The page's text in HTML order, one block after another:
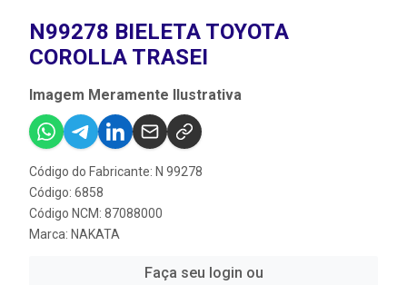
N99278 BIELETA TOYOTA
COROLLA TRASEI
Imagem Meramente Ilustrativa
Código do Fabricante: N 99278
Código: 6858
Código NCM: 87088000
Marca: NAKATA
Faça seu login ou